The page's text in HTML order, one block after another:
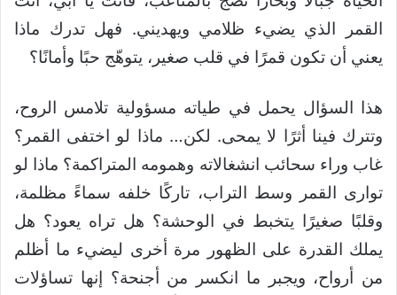
القمر الذي يضيء ظلامي ويهديني. فهل تدرك ماذا
يعني أن تكون قمرًا في قلب صغير، يتوهّج حبًا وأمانًا؟
هذا السؤال يحمل في طياته مسؤولية تلامس الروح،
وتترك فينا أثرًا لا يمحى. لكن… ماذا لو اختفى القمر؟
غاب وراء سحائب انشغالاته وهمومه المتراكمة؟ ماذا لو
توارى القمر وسط التراب، تاركًا خلفه سماءً مظلمة،
وقلبًا صغيرًا يتخبط في الوحشة؟ هل تراه يعود؟ هل
يملك القدرة على الظهور مرة أخرى ليضيء ما أظلم
من أرواح، ويجبر ما انكسر من أجنحة؟ إنها تساؤلات